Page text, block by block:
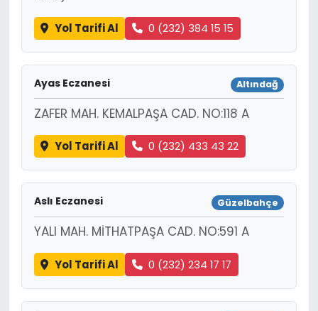
Yol Tarifi Al 0 (232) 384 15 15
Ayas Eczanesi Altındağ
ZAFER MAH. KEMALPAŞA CAD. NO:118 A
Yol Tarifi Al 0 (232) 433 43 22
Aslı Eczanesi Güzelbahçe
YALI MAH. MİTHATPAŞA CAD. NO:591 A
Yol Tarifi Al 0 (232) 234 17 17